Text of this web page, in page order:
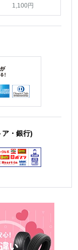
1,100円
・銀行)